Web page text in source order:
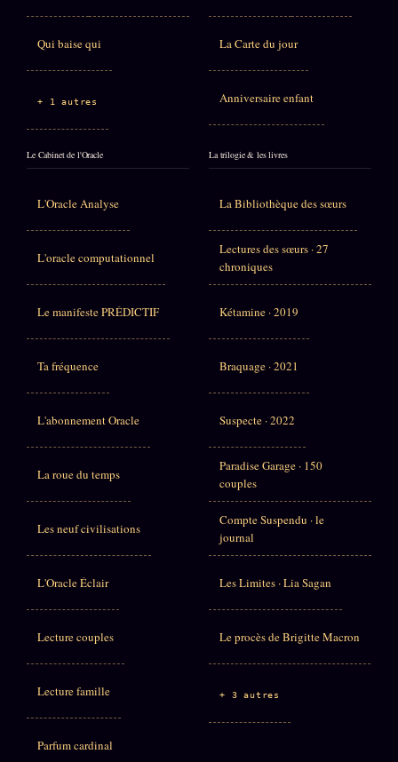
Qui baise qui
+ 1 autres
La Carte du jour
Anniversaire enfant
Le Cabinet de l'Oracle
L'Oracle Analyse
L'oracle computationnel
Le manifeste PRÉDICTIF
Ta fréquence
L'abonnement Oracle
La roue du temps
Les neuf civilisations
L'Oracle Éclair
Lecture couples
Lecture famille
Parfum cardinal
La trilogie & les livres
La Bibliothèque des sœurs
Lectures des sœurs · 27
chroniques
Kétamine · 2019
Braquage · 2021
Suspecte · 2022
Paradise Garage · 150
couples
Compte Suspendu · le
journal
Les Limites · Lia Sagan
Le procès de Brigitte Macron
+ 3 autres